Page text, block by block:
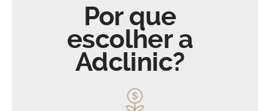
Por que
escolher a
Adclinic?